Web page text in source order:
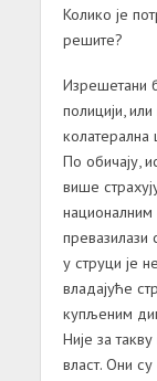
Колико је
решите?
Изрешетани
полицији,
колатерална
По обичају,
више
националним
у струци је
владајуће
купљеним
Није за
власт. Они